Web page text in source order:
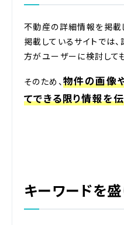
不動産の詳細情報を掲載
掲載しているサイトでは
方がユーザーに検討して
そのため、物件の画像
てできる限り情報を
キーワードを